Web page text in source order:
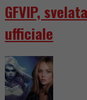
GFVIP,
ufficiale